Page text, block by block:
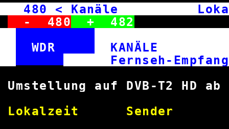
480
< Kanäle
- 480 + 482
WDR
KANÄLE
Fernseh-
Umstellung auf DVB-T2 HD
Lokalzeit